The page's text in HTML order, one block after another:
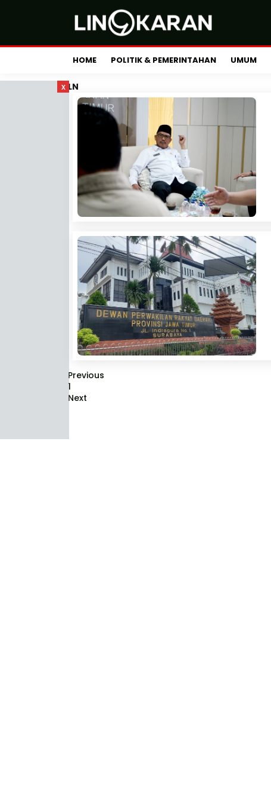
HOME POLITIK & PEMERINTAHAN UMUM
x LN
Previous
1
Next